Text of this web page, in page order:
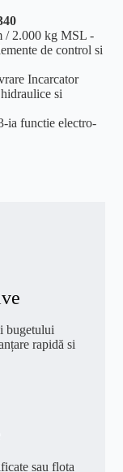
/ 2.000 kg MSL -
de control si
Incarcator
si
ia functie electro-
bugetului
rapidă si
sau flota